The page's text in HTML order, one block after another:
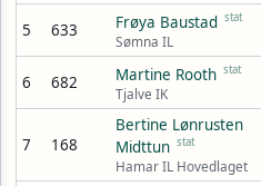
5 633 Frøya Baustad stat
Sømna IL
6 682 Martine Rooth stat
Tjalve IK
7 168
Bertine Lønrusten
Midttun stat
Hamar IL Hovedlaget